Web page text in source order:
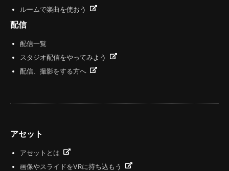
ルームで楽曲を使おう
配信
配信一覧
スタジオ配信をやってみよう
配信、撮影をする方へ
アセット
アセットとは
画像やスライドをVRに持ち込もう